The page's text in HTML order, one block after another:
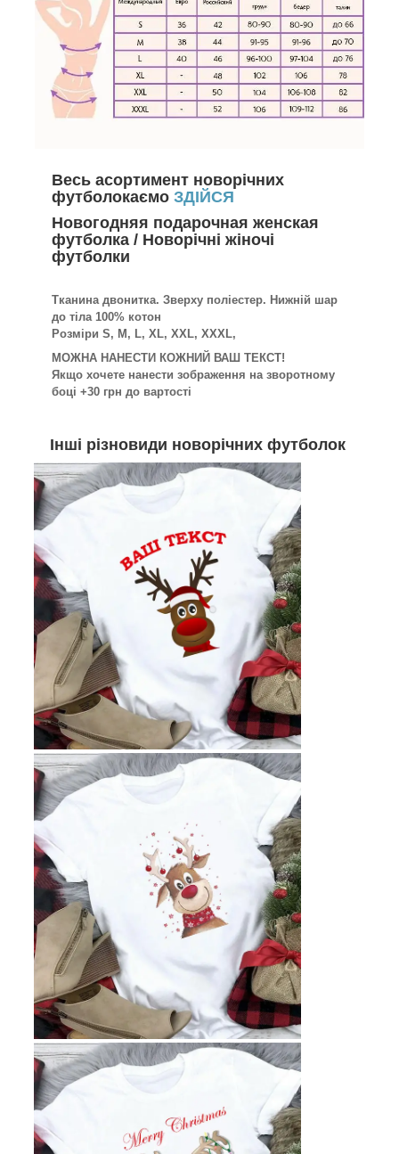
Весь асортимент новорічних
футболокаємо ЗДІЙСЯ
Новогодняя подарочная женская
футболка / Новорічні жіночі
футболки
Тканина двонитка. Зверху поліестер. Нижній шар
до тіла 100% котон
Розміри S, M, L, XL, XXL, XXXL,
МОЖНА НАНЕСТИ КОЖНИЙ ВАШ ТЕКСТ!
Якщо хочете нанести зображення на зворотному
боці +30 грн до вартості
Інші різновиди новорічних футболок